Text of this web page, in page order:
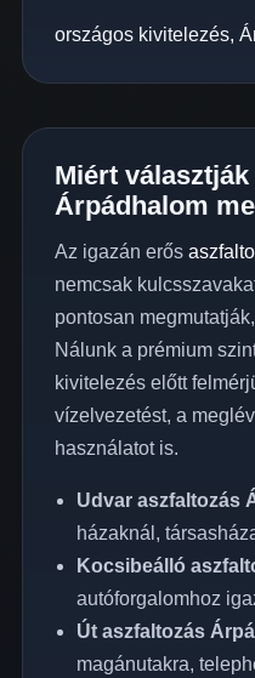
országos kivitelezés,
Miért választják
Árpádhalom
Az igazán erős
nemcsak
pontosan
Nálunk a prémium
kivitelezés előtt
vízelvezetést, a
használatot is.
Udvar aszfaltozás
házaknál,
Kocsibeálló
autóforgalomhoz
Út aszfaltozás
magánutakra,